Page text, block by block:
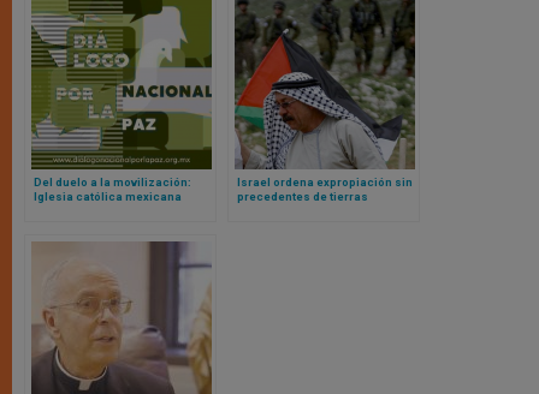
Del duelo a la movilización:
Iglesia católica mexicana
Israel ordena expropiación sin
precedentes de tierras